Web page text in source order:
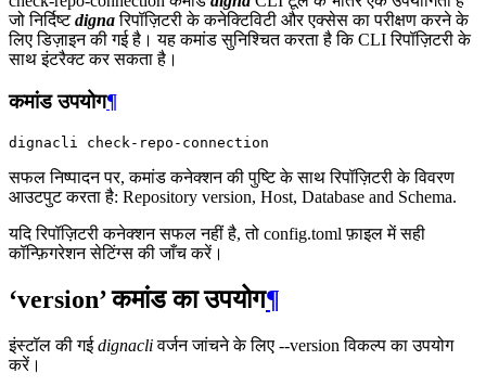
जो निर्दिष्टdignaरिपॉज़िटरी के कनेक्टिविटी और एक्सेस का परीक्षण करने के
लिए डिज़ाइन की गई है। यह कमांड सुनिश्चित करता है कि CLI रिपॉज़िटरी के
साथ इंटरैक्ट कर सकता है।
कमांड उपयोग¶
dignacli
सफल निष्पादन पर, कमांड कनेक्शन की पुष्टि के साथ रिपॉज़िटरी के विवरण
आउटपुट करता है: Repository version, Host, Database and Schema.
यदि रिपॉज़िटरी कनेक्शन सफल नहीं है, तो config.toml फ़ाइल में सही
कॉन्फ़िगरेशन सेटिंग्स की जाँच करें।
‘version’ कमांड का उपयोग¶
इंस्टॉल की गईdignacliवर्जन जांचने के लिए --version विकल्प का उपयोग
करें।